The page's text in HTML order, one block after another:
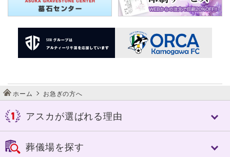
ホーム お急ぎの方へ
アスカが選ばれる理由
アスカの特長
葬儀場を探す